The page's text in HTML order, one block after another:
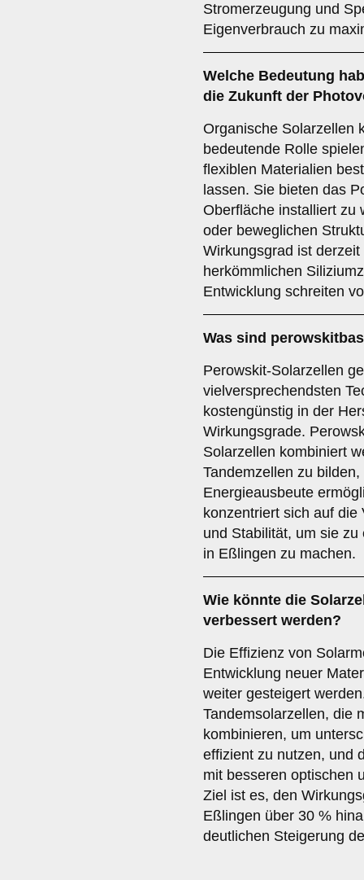
Stromerzeugung und
Eigenverbrauch zu
Welche Bedeutung
die Zukunft der
Organische Solarzellen
bedeutende Rolle
flexiblen Materialien
lassen. Sie bieten das
Oberfläche installiert zu
oder beweglichen
Wirkungsgrad ist
herkömmlichen
Entwicklung schreiten
Was sind
Perowskit-Solarzellen
vielversprechendsten
kostengünstig in der
Wirkungsgrade.
Solarzellen kombiniert
Tandemzellen zu
Energieausbeute
konzentriert sich auf
und Stabilität, um sie
in Eßlingen zu machen.
Wie könnte die
verbessert werden?
Die Effizienz von
Entwicklung neuer
weiter gesteigert
Tandemsolarzellen, die
kombinieren, um
effizient zu nutzen, und
mit besseren optischen
Ziel ist es, den
Eßlingen über 30 %
deutlichen Steigerung